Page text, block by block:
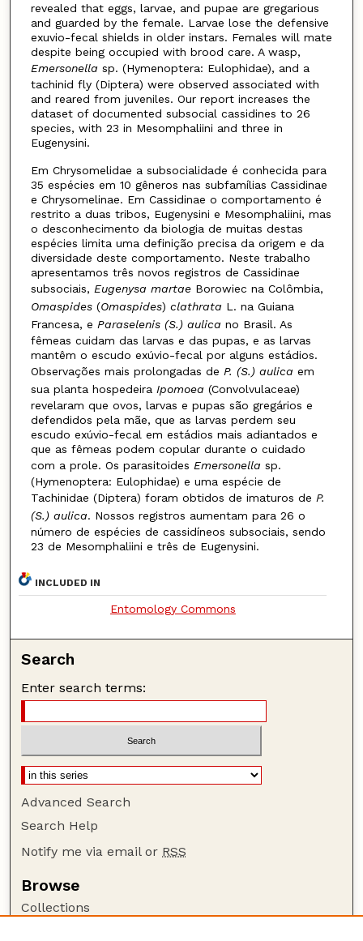
revealed that eggs, larvae, and pupae are gregarious
and guarded by the female. Larvae lose the defensive
exuvio-fecal shields in older instars. Females will mate
despite being occupied with brood care. A wasp,
Emersonella sp. (Hymenoptera: Eulophidae), and a
tachinid fly (Diptera) were observed associated with
and reared from juveniles. Our report increases the
dataset of documented subsocial cassidines to 26
species, with 23 in Mesomphaliini and three in
Eugenysini.
Em Chrysomelidae a subsocialidade é conhecida para
35 espécies em 10 gêneros nas subfamílias Cassidinae
e Chrysomelinae. Em Cassidinae o comportamento é
restrito a duas tribos, Eugenysini e Mesomphaliini, mas
o desconhecimento da biologia de muitas destas
espécies limita uma definição precisa da origem e da
diversidade deste comportamento. Neste trabalho
apresentamos três novos registros de Cassidinae
subsociais, Eugenysa martaeBorowiec na Colômbia,
Omaspides (Omaspides) clathrata L. na Guiana
Francesa, e Paraselenis (S.) aulica no Brasil. As
fêmeas cuidam das larvas e das pupas, e as larvas
mantêm o escudo exúvio-fecal por alguns estádios.
Observações mais prolongadas de P. (S.) aulica em
sua planta hospedeira Ipomoea (Convolvulaceae)
revelaram que ovos, larvas e pupas são gregários e
defendidos pela mãe, que as larvas perdem seu
escudo exúvio-fecal em estádios mais adiantados e
que as fêmeas podem copular durante o cuidado
com a prole. Os parasitoides Emersonella sp.
(Hymenoptera: Eulophidae) e uma espécie de
Tachinidae (Diptera) foram obtidos de imaturos de P.
(S.) aulica. Nossos registros aumentam para 26 o
número de espécies de cassidíneos subsociais, sendo
23 de Mesomphaliini e três de Eugenysini.
INCLUDED IN
Entomology Commons
Search
Enter search terms:
Advanced Search
Search Help
Notify me via email or RSS
Browse
Collections